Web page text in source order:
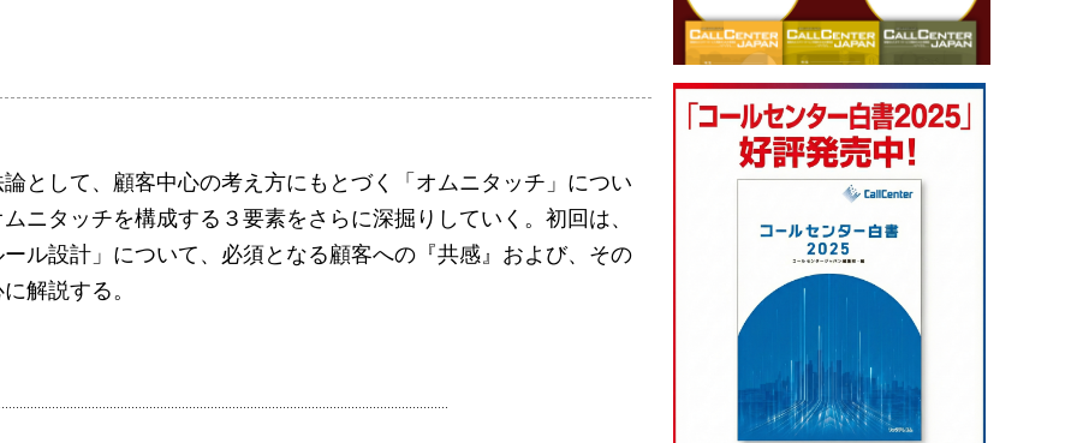
として、顧客中心の考え方にもとづく「オムニタッチ」につい
ニタッチを構成する３要素をさらに深掘りしていく。初回は、
ル設計」について、必須となる顧客への『共感』および、その
解説する。